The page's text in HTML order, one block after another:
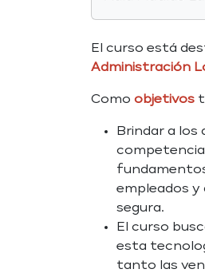
El curso está
Administración
Como objetivos
Brindar a los
empleados y
segura.
El curso
esta
tanto las